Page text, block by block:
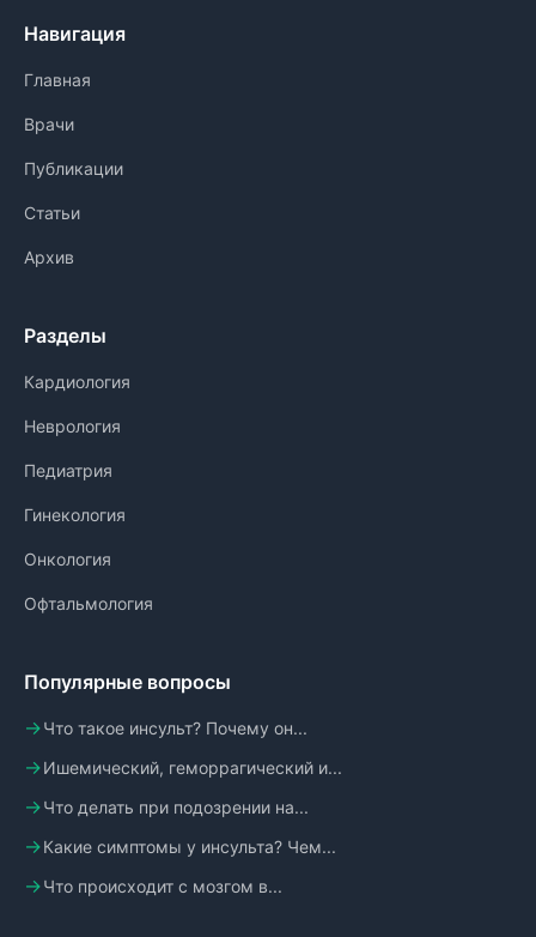
Навигация
Главная
Врачи
Публикации
Статьи
Архив
Разделы
Кардиология
Неврология
Педиатрия
Гинекология
Онкология
Офтальмология
Популярные вопросы
Что такое инсульт? Почему он...
Ишемический, геморрагический и...
Что делать при подозрении на...
Какие симптомы у инсульта? Чем...
Что происходит с мозгом в...